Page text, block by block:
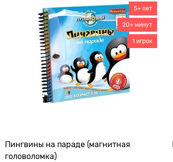
Пингвины на параде (магнитная
головоломка)
5+ лет
20+ минут
1 игрок